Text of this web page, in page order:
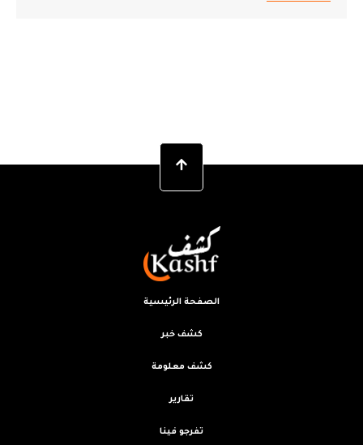
الصفحة الرئيسية
كشف خبر
كشف معلومة
تقارير
تفرجو فينا